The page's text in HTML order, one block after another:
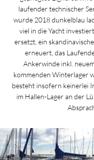
laufender technischer
wurde 2018 dunkelblau
viel in die Yacht
ersetzt, ein
erneuert, das
Ankerwinde inkl.
kommenden Winterlager
besteht insofern keinerlei
im Hallen-Lager an der